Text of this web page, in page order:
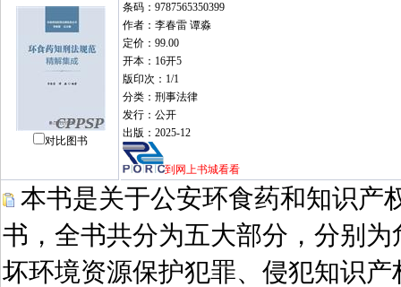
对比图书
条码：9787565350399
作者：李春雷 谭淼
定价：99.00
开本：16开5
版印次：1/1
分类：刑事法律
发行：公开
出版：2025-12
到网上书城看看
本书是关于公安环食药和知识产
书，全书共分为五大部分，分别
坏环境资源保护犯罪、侵犯知识